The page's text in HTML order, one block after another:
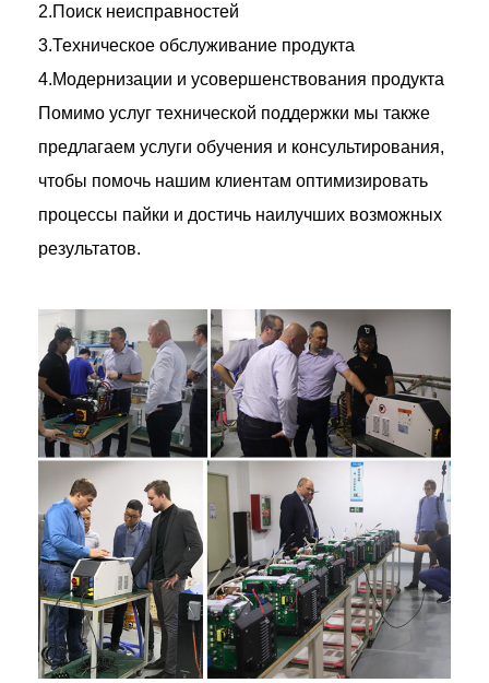
2.Поиск неисправностей
3.Техническое обслуживание продукта
4.Модернизации и усовершенствования продукта
Помимо услуг технической поддержки мы также
предлагаем услуги обучения и консультирования,
чтобы помочь нашим клиентам оптимизировать
процессы пайки и достичь наилучших возможных
результатов.